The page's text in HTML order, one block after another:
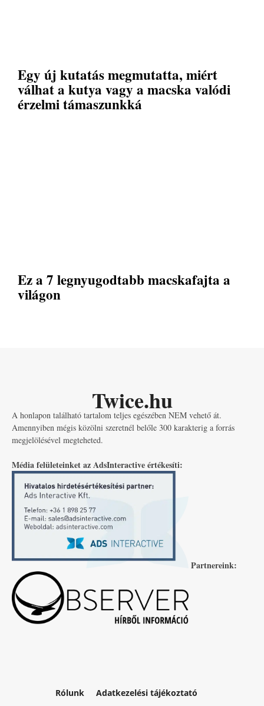
Egy új kutatás megmutatta, miért
válhat a kutya vagy a macska valódi
érzelmi támaszunkká
Ez a 7 legnyugodtabb macskafajta a
világon
Twice.hu
A honlapon található tartalom teljes egészében NEM vehető át.
Amennyiben mégis közölni szeretnél belőle 300 karakterig a forrás
megjelölésével megteheted.
Média felületeinket az AdsInteractive értékesíti:
Partnereink:
Rólunk
Adatkezelési tájékoztató